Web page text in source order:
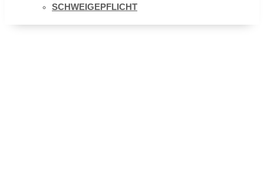
SCHWEIGEPFLICHT